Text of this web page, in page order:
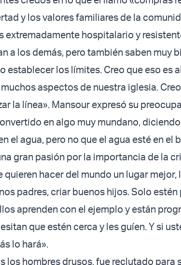
y los valores familiares de la
extremadamente hospitalario y
a los demás, pero también saben muy
establecer los límites. Creo que eso es
aspectos de nuestra iglesia.
la línea». Mansour expresó su
en algo muy mundano,
el agua, pero no que el agua esté en el
gran pasión por la importancia de la
quieren hacer del mundo un lugar mejor,
padres, criar buenos hijos. Solo estén
aprenden con el ejemplo y están
que estén cerca y les guíen. Y si
lo hará».
los hombres drusos, fue reclutado para